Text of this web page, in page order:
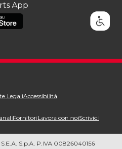
App
LegaliAccessibilità
FornitoriLavora con noiScrivici
S.p.A. P.IVA 00826040156